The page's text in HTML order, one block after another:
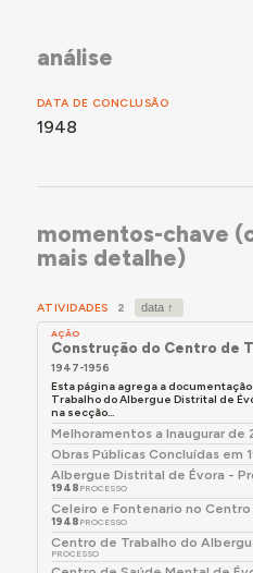
análise
DATA DE CONCLUSÃO
1948
momentos-chave
mais detalhe)
ATIVIDADES 2
AÇÃO
Construção do Centro de
1947-1956
Esta página agrega a
Trabalho do Albergue Distrital de
na secção...
Melhoramentos a Inaugurar de
Obras Públicas Concluídas em
Albergue Distrital de Évora -
1948 PROCESSO
Celeiro e Fontenario no
1948 PROCESSO
Centro de Trabalho do
PROCESSO